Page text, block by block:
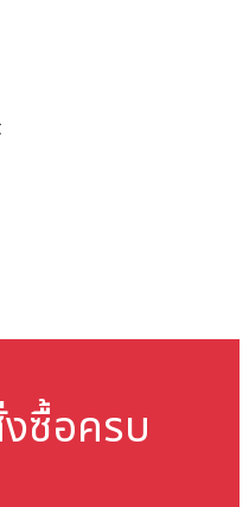
ซื้อครบ